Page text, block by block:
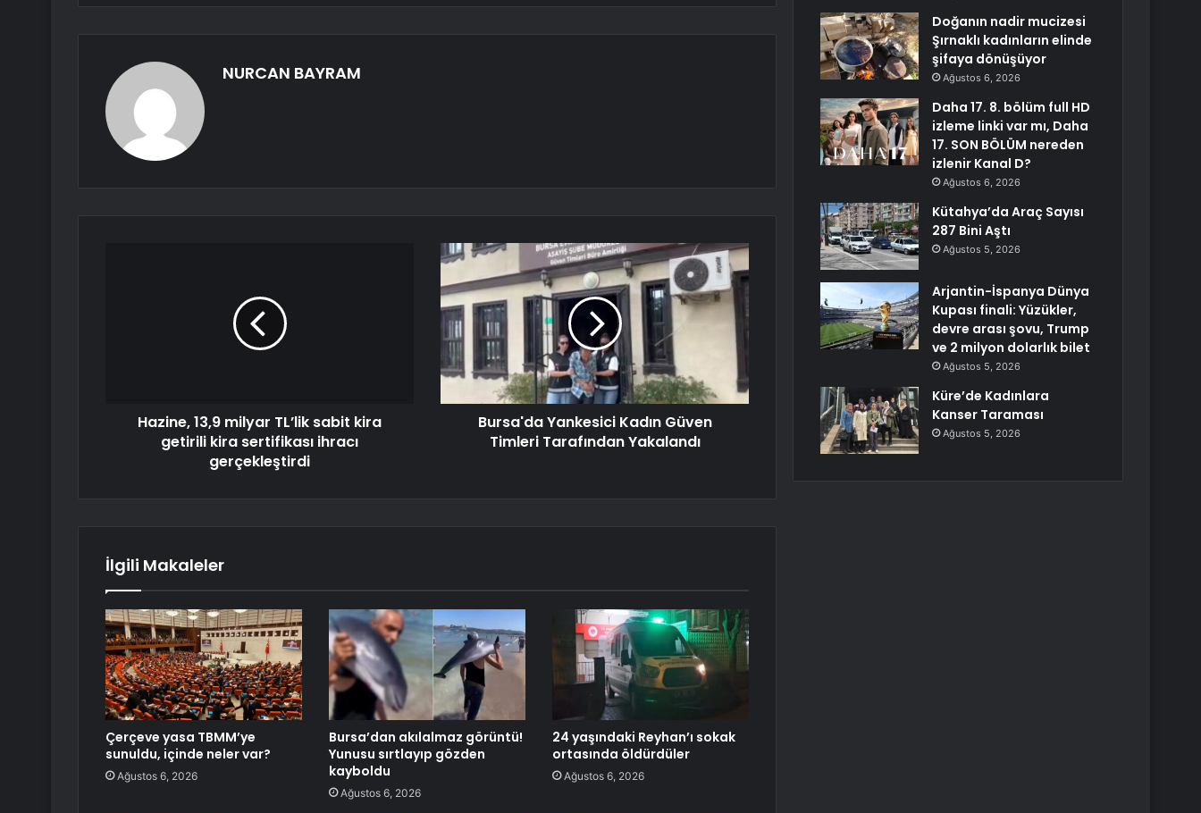
NURCAN BAYRAM
Hazine, 13,9 milyar TL’lik sabit kira
getirili kira sertifikası ihracı
gerçekleştirdi
Bursa'da Yankesici Kadın Güven
Timleri Tarafından Yakalandı
İlgili Makaleler
Çerçeve yasa TBMM’ye
sunuldu, içinde neler var?
Ağustos 6, 2026
Bursa’dan akılalmaz görüntü!
Yunusu sırtlayıp gözden
kayboldu
Ağustos 6, 2026
24 yaşındaki Reyhan’ı sokak
ortasında öldürdüler
Ağustos 6, 2026
Doğanın nadir mucizesi
Şırnaklı kadınların elinde
şifaya dönüşüyor
Ağustos 6, 2026
Daha 17. 8. bölüm full HD
izleme linki var mı, Daha
17. SON BÖLÜM nereden
izlenir Kanal D?
Ağustos 6, 2026
Kütahya’da Araç Sayısı
287 Bini Aştı
Ağustos 5, 2026
Arjantin-İspanya Dünya
Kupası finali: Yüzükler,
devre arası şovu, Trump
ve 2 milyon dolarlık bilet
Ağustos 5, 2026
Küre’de Kadınlara
Kanser Taraması
Ağustos 5, 2026